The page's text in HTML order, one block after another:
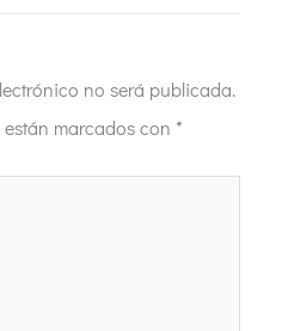
no será publicada.
marcados con *